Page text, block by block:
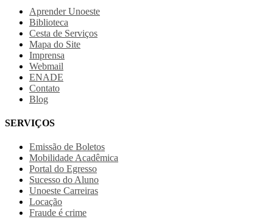
Aprender Unoeste
Biblioteca
Cesta de Serviços
Mapa do Site
Imprensa
Webmail
ENADE
Contato
Blog
SERVIÇOS
Emissão de Boletos
Mobilidade Acadêmica
Portal do Egresso
Sucesso do Aluno
Unoeste Carreiras
Locação
Fraude é crime